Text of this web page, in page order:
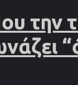
την